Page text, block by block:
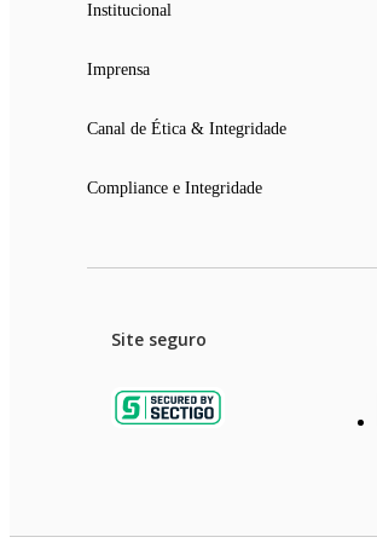
Institucional
Imprensa
Canal de Ética & Integridade
Compliance e Integridade
Site seguro